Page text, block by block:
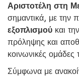
Αριστοτέλη στη
σημαντικά, με την
εξοπλισμού και
πρόληψης και
κοινωνικές ομάδες
Σύμφωνα με